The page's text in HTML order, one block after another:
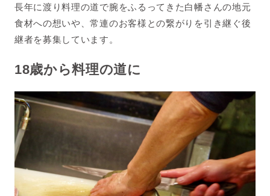
長年に渡り料理の道で腕をふるってきた白幡さんの地元
食材への想いや、常連のお客様との繋がりを引き継ぐ後
継者を募集しています。
18歳から料理の道に